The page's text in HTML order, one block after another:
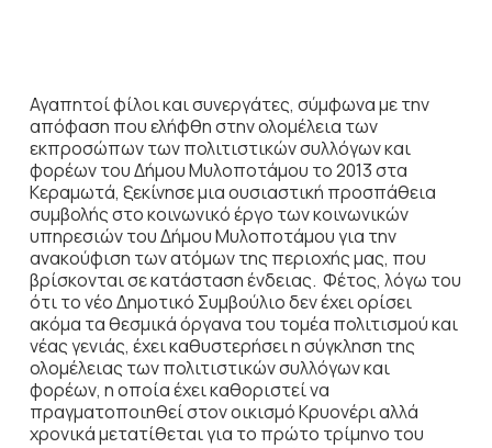
Αγαπητοί φίλοι και συνεργάτες, σύμφωνα με την
απόφαση που ελήφθη στην ολομέλεια των
εκπροσώπων των πολιτιστικών συλλόγων και
φορέων του Δήμου Μυλοποτάμου το 2013 στα
Κεραμωτά, ξεκίνησε μια ουσιαστική προσπάθεια
συμβολής στο κοινωνικό έργο των κοινωνικών
υπηρεσιών του Δήμου Μυλοποτάμου για την
ανακούφιση των ατόμων της περιοχής μας, που
βρίσκονται σε κατάσταση ένδειας. Φέτος, λόγω του
ότι το νέο Δημοτικό Συμβούλιο δεν έχει ορίσει
ακόμα τα θεσμικά όργανα του τομέα πολιτισμού και
νέας γενιάς, έχει καθυστερήσει η σύγκληση της
ολομέλειας των πολιτιστικών συλλόγων και
φορέων, η οποία έχει καθοριστεί να
πραγματοποιηθεί στον οικισμό Κρυονέρι αλλά
χρονικά μετατίθεται για το πρώτο τρίμηνο του